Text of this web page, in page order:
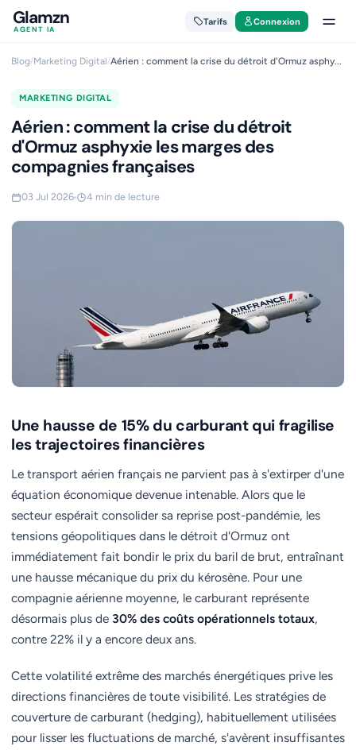
Glamzn
AGENT IA
Tarifs Connexion
Blog/Marketing Digital/Aérien : comment la crise du détroit d'Ormuz asphy...
MARKETING DIGITAL
Aérien : comment la crise du détroit
d'Ormuz asphyxie les marges des
compagnies françaises
03 Jul 2026 4 min de lecture
Une hausse de 15% du carburant qui fragilise
les trajectoires financières
Le transport aérien français ne parvient pas à s'extirper d'une
équation économique devenue intenable. Alors que le
secteur espérait consolider sa reprise post-pandémie, les
tensions géopolitiques dans le détroit d'Ormuz ont
immédiatement fait bondir le prix du baril de brut, entraînant
une hausse mécanique du prix du kérosène. Pour une
compagnie aérienne moyenne, le carburant représente
désormais plus de 30% des coûts opérationnels totaux,
contre 22% il y a encore deux ans.
Cette volatilité extrême des marchés énergétiques prive les
directions financières de toute visibilité. Les stratégies de
couverture de carburant (hedging), habituellement utilisées
pour lisser les fluctuations de marché, s'avèrent insuffisantes